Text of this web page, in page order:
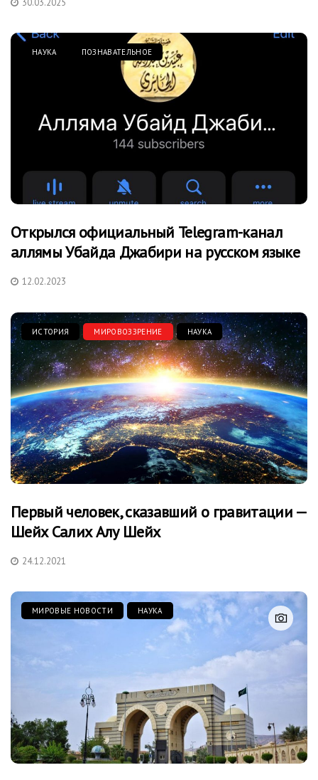
30.03.2025
НАУКА ПОЗНАВАТЕЛЬНОЕ
Открылся официальный Telegram-канал
аллямы Убайда Джабири на русском языке
12.02.2023
ИСТОРИЯ МИРОВОЗЗРЕНИЕ НАУКА
Первый человек, сказавший о гравитации —
Шейх Салих Алу Шейх
24.12.2021
МИРОВЫЕ НОВОСТИ НАУКА